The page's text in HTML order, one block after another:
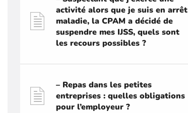
activité alors que je suis en arrêt
maladie, la CPAM a décidé de
suspendre mes IJSS, quels sont
les recours possibles ?
– Repas dans les petites
entreprises : quelles obligations
pour l’employeur ?